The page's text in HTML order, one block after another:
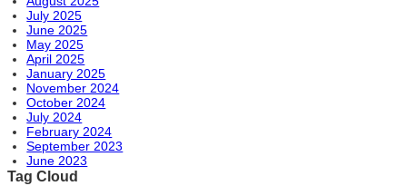
July 2025
June 2025
May 2025
April 2025
January 2025
November 2024
October 2024
July 2024
February 2024
September 2023
June 2023
Tag Cloud